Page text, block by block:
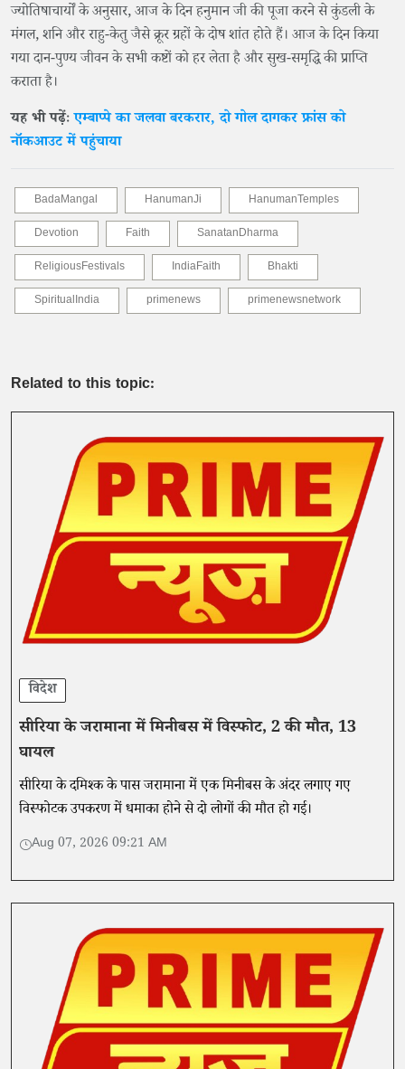
ज्योतिषाचार्यों के अनुसार, आज के दिन हनुमान जी की पूजा करने से कुंडली के
मंगल, शनि और राहु-केतु जैसे क्रूर ग्रहों के दोष शांत होते हैं। आज के दिन किया
गया दान-पुण्य जीवन के सभी कष्टों को हर लेता है और सुख-समृद्धि की प्राप्ति
कराता है।
यह भी पढ़ेंःएम्बाप्पे का जलवा बरकरार, दो गोल दागकर फ्रांस को
नॉकआउट में पहुंचाया
BadaMangal HanumanJi
HanumanTemples
Devotion
Faith
SanatanDharma
ReligiousFestivals
IndiaFaith
Bhakti
SpiritualIndia
primenews primenewsnetwork
Related to this topic:
विदेश
सीरिया के जरामाना में मिनीबस में विस्फोट, 2 की मौत, 13
घायल
सीरिया के दमिश्क के पास जरामाना में एक मिनीबस के अंदर लगाए गए
विस्फोटक उपकरण में धमाका होने से दो लोगों की मौत हो गई।
Aug 07, 2026 09:21 AM